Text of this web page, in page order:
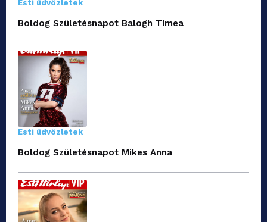
Esti üdvözletek
Boldog Születésnapot Balogh Tímea
Esti üdvözletek
Boldog Születésnapot Mikes Anna